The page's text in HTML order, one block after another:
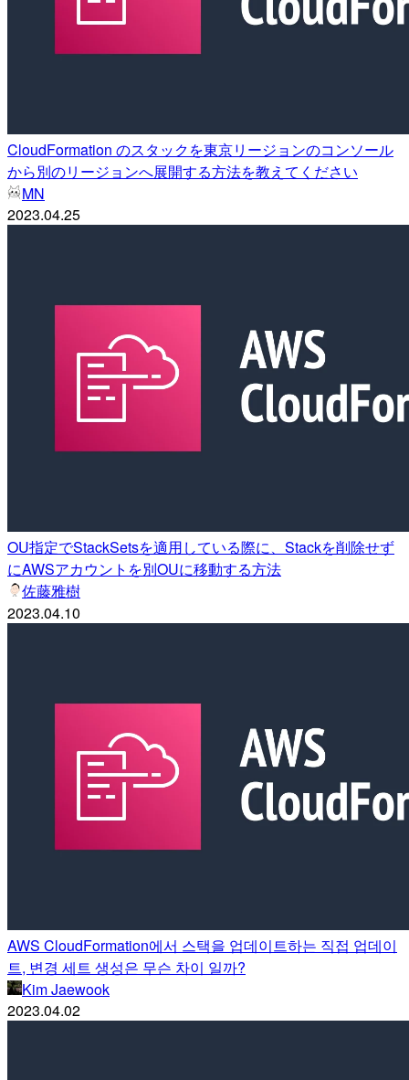
CloudFormation のスタックを東京リージョンのコンソール
から別のリージョンへ展開する方法を教えてください
MN
2023.04.25
OU指定でStackSetsを適用している際に、Stackを削除せず
にAWSアカウントを別OUに移動する方法
佐藤雅樹
2023.04.10
AWS CloudFormation에서 스택을 업데이트하는 직접 업데이
트, 변경 세트 생성은 무슨 차이 일까?
Kim Jaewook
2023.04.02